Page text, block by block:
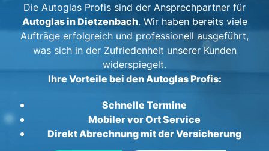
Die Autoglas Profis sind der Ansprechpartner für
Autoglas in Dietzenbach. Wir haben bereits viele
Aufträge erfolgreich und professionell ausgeführt,
was sich in der Zufriedenheit unserer Kunden
widerspiegelt.
Ihre Vorteile bei den Autoglas Profis:
Schnelle Termine
Mobiler vor Ort Service
Direkt Abrechnung mit der Versicherung